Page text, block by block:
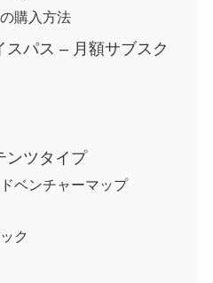
購入方法
スパス – 月額サブスク
ンツタイプ
ベンチャーマップ
ク